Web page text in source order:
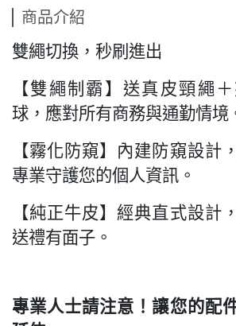
商品介紹
雙繩切換，秒刷進出
【雙繩制霸】送真皮頸繩
球，應對所有商務與通勤情境
【霧化防窺】內建防窺設計
專業守護您的個人資訊。
【純正牛皮】經典直式設計
送禮有面子。
專業人士請注意！讓您的配